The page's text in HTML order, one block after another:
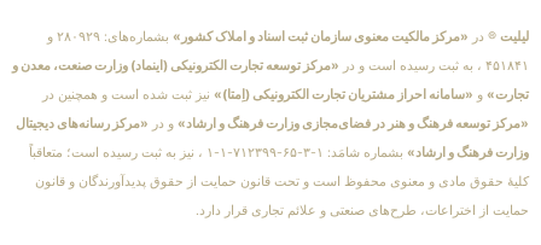
لیلیت ® در «مرکز مالکیت معنوی سازمان ثبت اسناد و املاک کشور»
بشماره‌های: ۲۸۰۹۲۹ و
۴۵۱۸۴۱ ، به ثبت رسیده است و در
«مرکز توسعه تجارت الکترونیکی (اینماد) وزارت صنعت، معدن و
تجارت» و «سامانه احراز مشتریان تجارت الکترونیکی (اِمتا)» نیز ثبت شده است و همچنین در
«مرکز توسعه فرهنگ و هنر در فضای‌مجازی وزارت فرهنگ و ارشاد» و در «مرکز رسانه‌های دیجیتال
وزارت فرهنگ و ارشاد»
بشماره شامَد: ۱-۳-۶۵-۷۱۲۳۹۹-۱-۱ ، نیز به ثبت رسیده است؛ متعاقباً
کلیهٔ حقوق مادی و معنوی محفوظ است و تحت قانون حمایت از حقوق پدیدآورندگان و قانون
حمایت از اختراعات، طرح‌های صنعتی و علائم تجاری قرار دارد.